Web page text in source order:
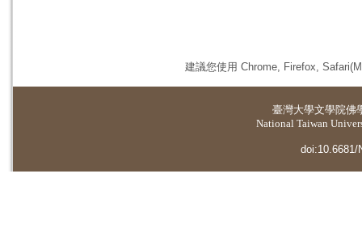
建議您使用 Chrome, Firefox,
臺灣大學文學院佛
National Taiwan
doi:10.6681/